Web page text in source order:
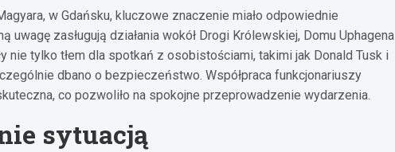
w Gdańsku, kluczowe znaczenie miało odpowiednie
zasługują działania wokół Drogi Królewskiej, Domu Uphagena
nie tylko tłem dla spotkań z osobistościami, takimi jak Donald Tusk i
dbano o bezpieczeństwo. Współpraca funkcjonariuszy
co pozwoliło na spokojne przeprowadzenie wydarzenia.
sytuacją